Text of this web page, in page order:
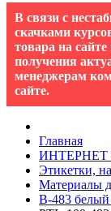
В связи с
скачками
товара на
получения
менеджерам
сайте.
Главная
Этикетки,
Материалы
B-483 белый